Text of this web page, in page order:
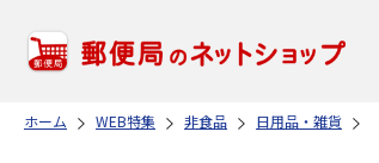
ホーム WEB特集 非食品 日用品・雑貨